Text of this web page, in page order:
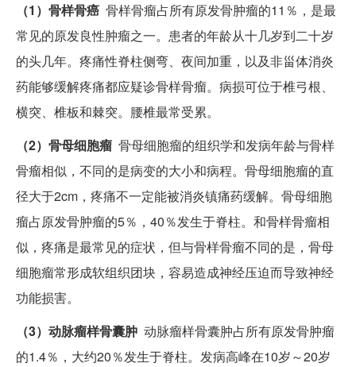
（1）骨样骨癌 骨样骨瘤占所有原发骨肿瘤的11％，是最
常见的原发良性肿瘤之一。患者的年龄从十几岁到二十岁
的头几年。疼痛性脊柱侧弯、夜间加重，以及非甾体消炎
药能够缓解疼痛都应疑诊骨样骨瘤。病损可位于椎弓根、
横突、椎板和棘突。腰椎最常受累。
（2）骨母细胞瘤 骨母细胞瘤的组织学和发病年龄与骨样
骨瘤相似，不同的是病变的大小和病程。骨母细胞瘤的直
径大于2cm，疼痛不一定能被消炎镇痛药缓解。骨母细胞
瘤占原发骨肿瘤的5％，40％发生于脊柱。和骨样骨瘤相
似，疼痛是最常见的症状，但与骨样骨瘤不同的是，骨母
细胞瘤常形成软组织团块，容易造成神经压迫而导致神经
功能损害。
（3）动脉瘤样骨囊肿 动脉瘤样骨囊肿占所有原发骨肿瘤
的1.4％，大约20％发生于脊柱。发病高峰在10岁～20岁